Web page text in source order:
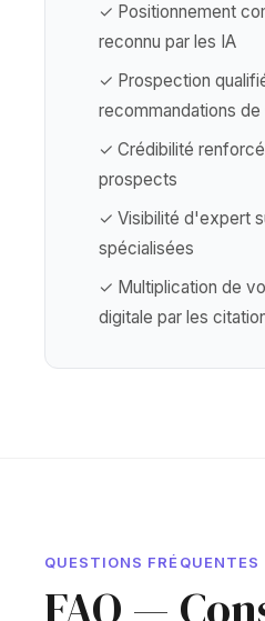
✓ Positionnement
reconnu par les IA
✓ Prospection
recommandations de
✓ Crédibilité
prospects
✓ Visibilité d'expert
spécialisées
✓ Multiplication de
digitale par les
QUESTIONS FRÉQUENTES
FAQ —